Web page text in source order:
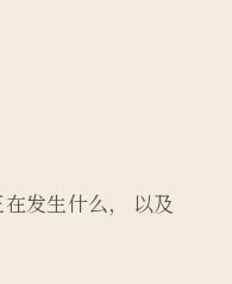
发生什么， 以及